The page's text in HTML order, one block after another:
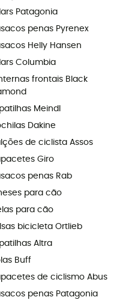
Patagonia
penas Pyrenex
Helly Hansen
Columbia
frontais Black
Meindl
Dakine
de ciclista Assos
Giro
penas Rab
para cão
para cão
bicicleta Ortlieb
Altra
Buff
de ciclismo Abus
penas Patagonia